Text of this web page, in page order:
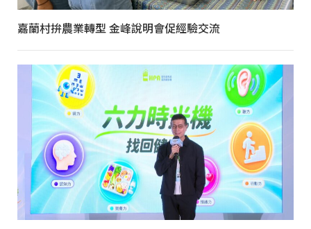
嘉蘭村拚農業轉型 金峰說明會促經驗交流